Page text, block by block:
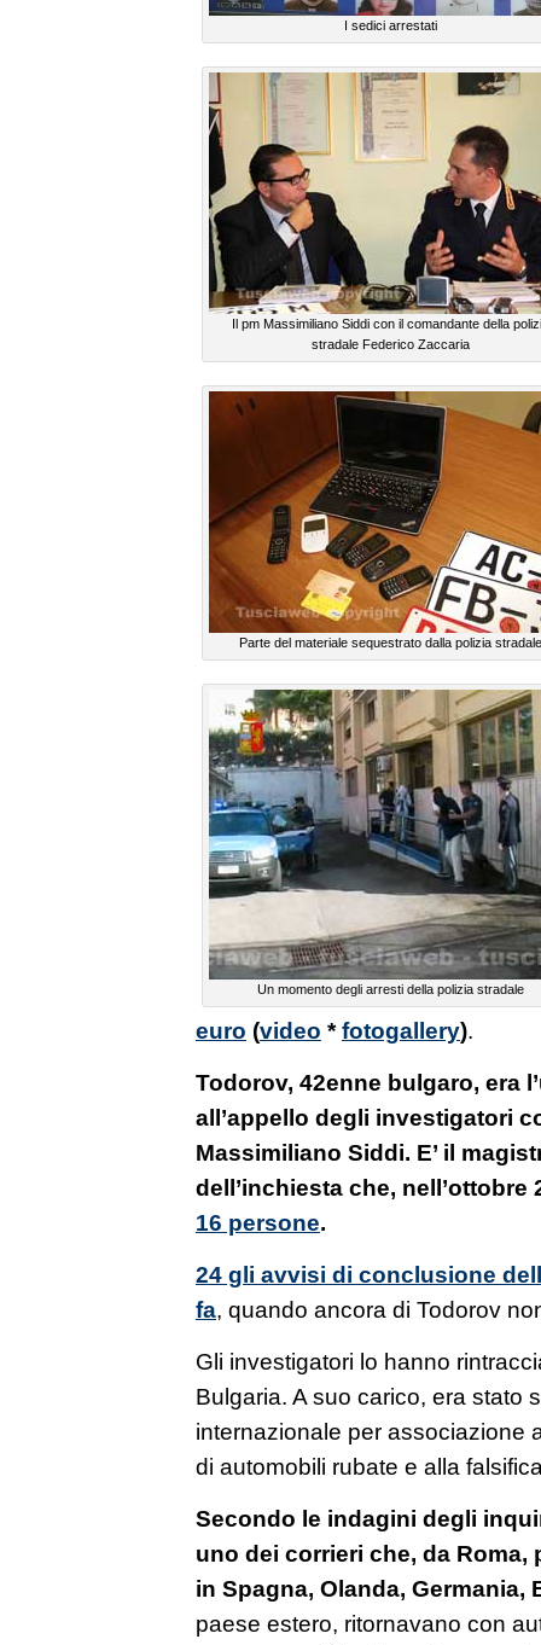
I sedici arrestati
Il pm Massimiliano Siddi con il comandante della
stradale Federico Zaccaria
Parte del materiale sequestrato dalla polizia stradale
Un momento degli arresti della polizia stradale
euro (video *fotogallery).
Todorov, 42enne bulgaro, era
all’appello degli investigatori
Massimiliano Siddi. E’ il
dell’inchiesta che, nell’ottobre
16 persone.
24 gli avvisi di conclusione
fa, quando ancora di Todorov
Gli investigatori lo hanno
Bulgaria. A suo carico, era stato
internazionale per associazione
di automobili rubate e alla
Secondo le indagini degli
uno dei corrieri che, da Roma,
in Spagna, Olanda, Germania,
paese estero, ritornavano con